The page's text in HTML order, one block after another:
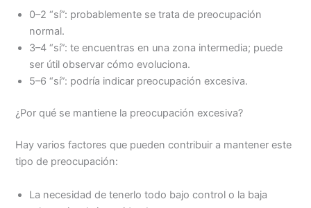
0–2 “sí”: probablemente se trata de preocupación
normal.
3–4 “sí”: te encuentras en una zona intermedia; puede
ser útil observar cómo evoluciona.
5–6 “sí”: podría indicar preocupación excesiva.
¿Por qué se mantiene la preocupación excesiva?
Hay varios factores que pueden contribuir a mantener este
tipo de preocupación:
La necesidad de tenerlo todo bajo control o la baja